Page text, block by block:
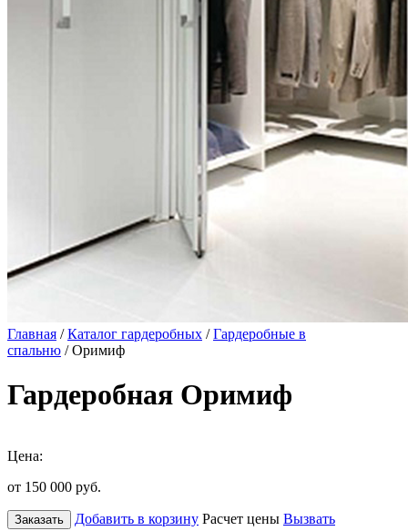
Главная /Каталог гардеробных /Гардеробные в
спальню / Оримиф
Гардеробная Оримиф
Цена:
от 150 000 руб.
Заказать Добавить в корзину Расчет цены Вызвать